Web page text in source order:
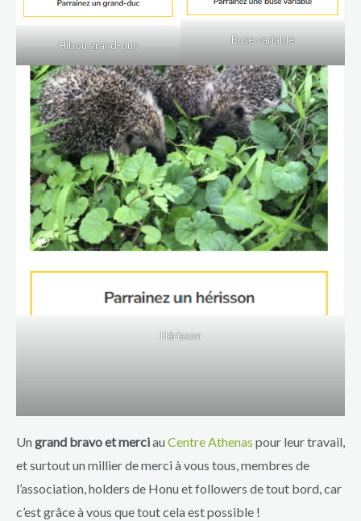
Hibou grand-duc Buse variable
Hérisson
Ungrand bravo et merciauCentre Athenas pour leur travail,
et surtout un millier de merci à vous tous, membres de
l’association, holders de Honu et followers de tout bord, car
c’est grâce à vous que tout cela est possible !